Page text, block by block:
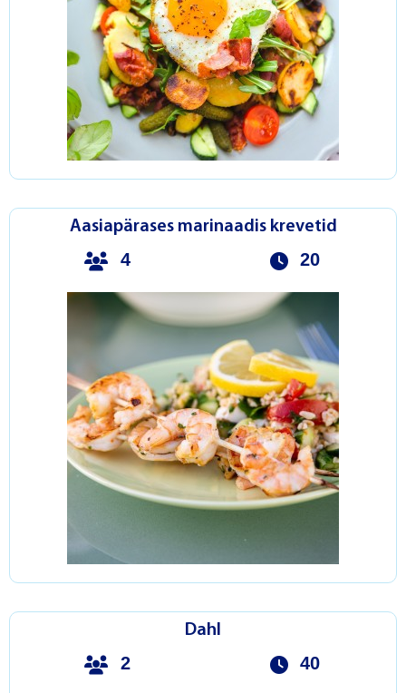
Aasiapärases marinaadis krevetid
4 20
Dahl
2 40